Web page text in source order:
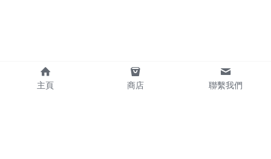
主頁 商店 聯繫我們